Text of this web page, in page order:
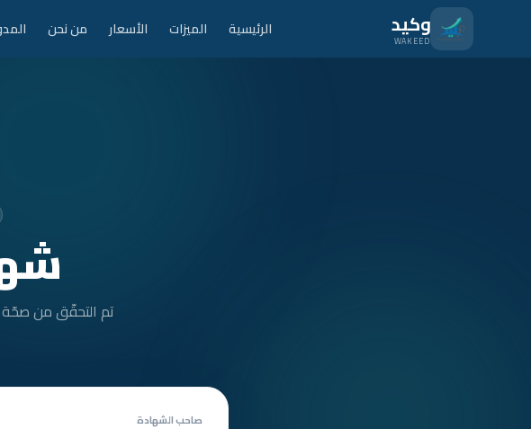
انتقل للمحتوى الرئيسيوكيد
WAKEED الرئيسية الميزات الأسعار من نحن
تم التحقّق من صحّة
صاحب الشهادة